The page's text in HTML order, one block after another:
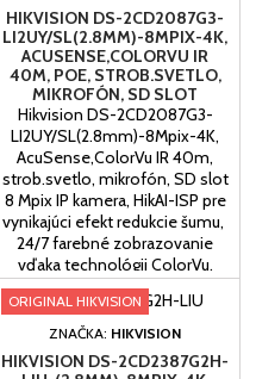
Vstavaný maticový...
HIKVISION DS-2CD2087G3-
LI2UY/SL(2.8MM)-8MPIX-4K,
ACUSENSE,COLORVU IR
40M, POE, STROB.SVETLO,
MIKROFÓN, SD SLOT
Hikvision DS-2CD2087G3-
LI2UY/SL(2.8mm)-8Mpix-4K,
AcuSense,ColorVu IR 40m,
strob.svetlo, mikrofón, SD slot
8 Mpix IP kamera, HikAI-ISP pre
vynikajúci efekt redukcie šumu,
24/7 farebné zobrazovanie
vďaka technológii ColorVu,
WDR prispôsobiteľný scéne,
Zameranie na klasifikáciu osôb
a vozidiel na základe hlbokého
učenia, Vstavaný dvojitý
mikrofón pre...
ORIGINAL HIKVISION
ZNAČKA: HIKVISION
HIKVISION DS-2CD2387G2H-